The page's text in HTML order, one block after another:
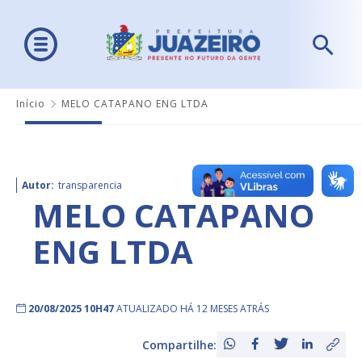
Início MELO CATAPANO ENG LTDA
Autor: transparencia
MELO CATAPANO
ENG LTDA
20/08/2025 10H47ATUALIZADO HÁ 12 MESES ATRÁS
Compartilhe: